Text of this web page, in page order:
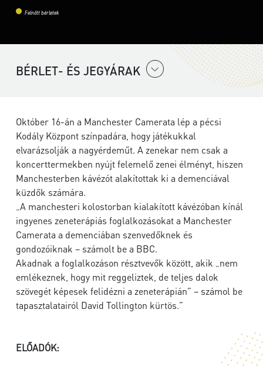
Felnőtt bérletek
BÉRLET- ÉS JEGYÁRAK
Október 16-án a Manchester Camerata lép a pécsi
Kodály Központ színpadára, hogy játékukkal
elvarázsolják a nagyérdeműt. A zenekar nem csak a
koncerttermekben nyújt felemelő zenei élményt, hiszen
Manchesterben kávézót alakítottak ki a demenciával
küzdők számára.
„A manchesteri kolostorban kialakított kávézóban kínál
ingyenes zeneterápiás foglalkozásokat a Manchester
Camerata a demenciában szenvedőknek és
gondozóiknak – számolt be a BBC.
Akadnak a foglalkozáson résztvevők között, akik „nem
emlékeznek, hogy mit reggeliztek, de teljes dalok
szövegét képesek felidézni a zeneterápián” – számol be
tapasztalatairól David Tollington kürtös.”
ELŐADÓK: